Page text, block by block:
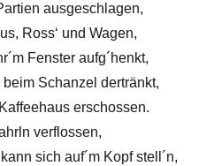
ausgeschlagen,
Ross‘ und Wagen,
Fenster aufg´henkt,
Schanzel dertränkt,
erschossen.
verflossen,
sich auf´m Kopf stell´n,